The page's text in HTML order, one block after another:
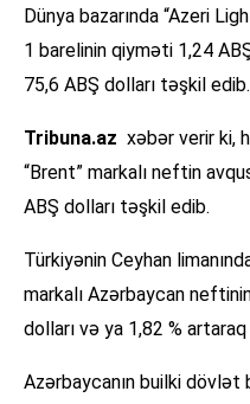
Dünya bazarında “Azeri
1 barelinin qiyməti 1,24
75,6 ABŞ dolları təşkil edib.
Tribuna.az xəbər verir ki,
“Brent” markalı neftin
ABŞ dolları təşkil edib.
Türkiyənin Ceyhan
markalı Azərbaycan
dolları və ya 1,82 %
Azərbaycanın builki